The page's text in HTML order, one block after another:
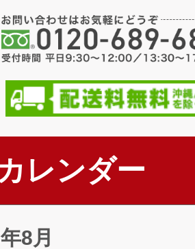
レンダー
8月